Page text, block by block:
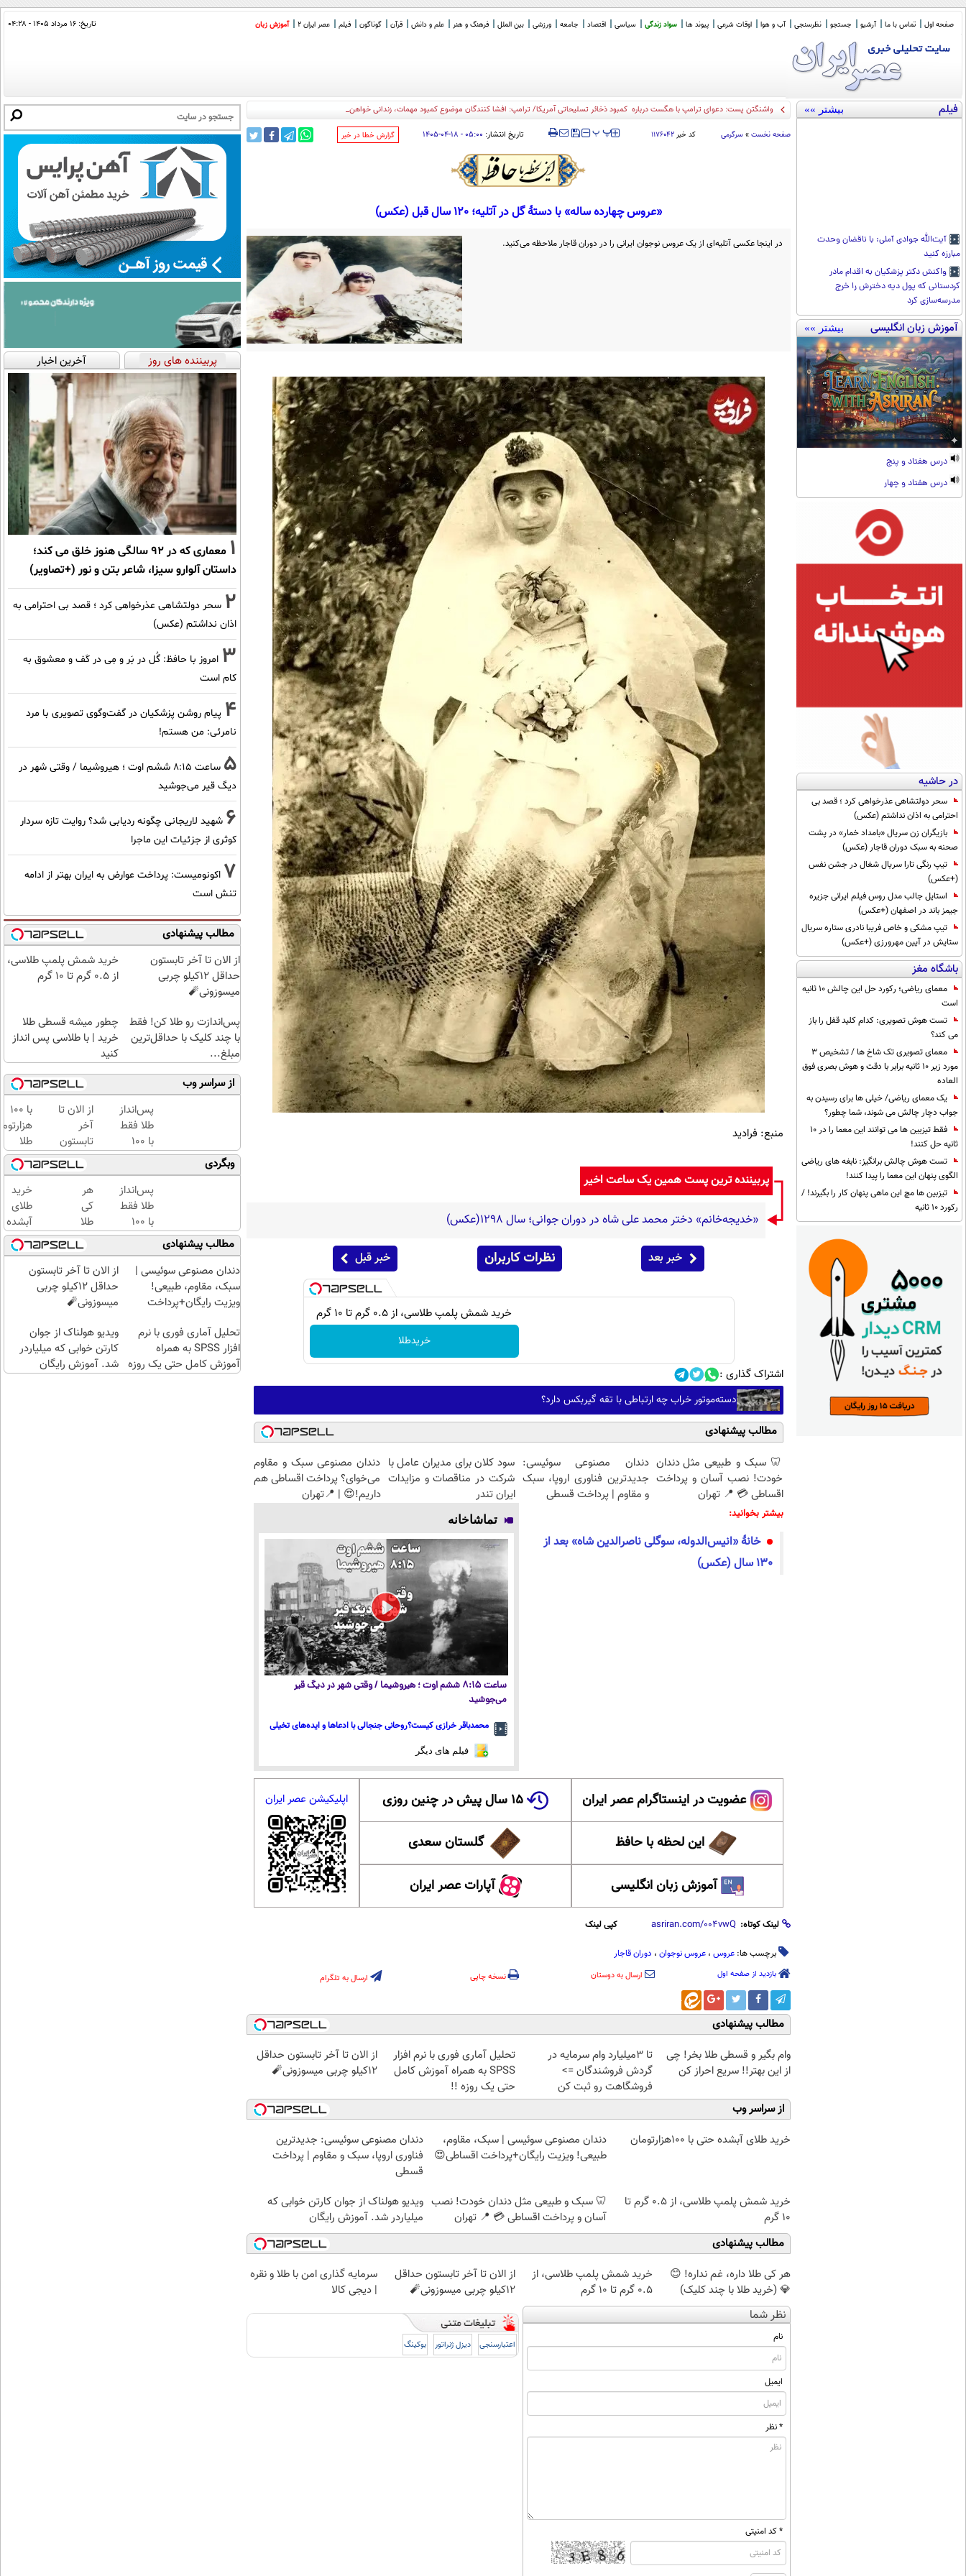
صفحه اول تماس با ما آرشیو جستجو نظرسنجی آب و هوا اوقات شرعی پیوند ها سواد زندگی سیاسی اقتصاد جامعه ورزشی بین الملل فرهنگ و هنر علم و دانش قرآن گوناگون فیلم عصر ایران 2 آموزش زبان تاریخ: ۱۶ مرداد ۱۴۰۵ - ۰۴:۲۸
فیلم بیشتر »»
آیت‌الله جوادی آملی: با ناقضان وحدت
مبارزه کنید
واکنش دکتر پزشکیان به اقدام مادر
کردستانی که پول دیه دخترش را خرج
مدرسه‌سازی کرد
آموزش زبان انگلیسی بیشتر »»
درس هفتاد و پنج
درس هفتاد و چهار
در حاشیه
سحر دولتشاهی عذرخواهی کرد ؛ قصد بی
احترامی به اذان نداشتم (عکس)
بازیگران زن سریال «بامداد خمار» در پشت
صحنه به سبک دوران قاجار (عکس)
تیپ رنگی تارا سریال شغال در جشن نفس
(+عکس)
استایل جالب مدل روس فیلم ایرانی جزیره
جیمز باند در اصفهان (+عکس)
تیپ مشکی و خاص فریبا نادری ستاره سریال
ستایش در آیین مهرورزی (+عکس)
باشگاه مغز
معمای ریاضی؛ رکورد حل این چالش 10 ثانیه
است
تست هوش تصویری: کدام کلید قفل را باز
می کند؟
معمای تصویری تک شاخ ها / تشخیص 3
مورد زیر 10 ثانیه برابر با دقت و هوش بصری فوق
العاده
یک معمای ریاضی/ خیلی ها برای رسیدن به
جواب دچار چالش می شوند، شما چطور؟
فقط تیزبین ها می توانند این معما را در 10
ثانیه حل کنند!
تست هوش چالش برانگیز: نابغه های ریاضی
الگوی پنهان این معما را پیدا کنند!
تیزبین ها مچ این ماهی پنهان کار را بگیرند! /
رکورد 10 ثانیه
واشنگتن پست: دعوای ترامپ با هگست درباره کمبود ذخائر تسلیحاتی آمریکا/ ترامپ: افشا کنندگان موضوع کمبود مهمات، زندانی خواهند شد
صفحه نخست » سرگرمی کد خبر ۱۱۷۶۰۴۲ ‍‍‍ پپ تاریخ انتشار: ۰۵:۰۰ - ۱۸-۰۴-۱۴۰۵ ‌گزارش خطا در خبر
«عروس چهارده ساله» با دستۀ گل در آتلیه؛ 120 سال قبل (عکس)
در اینجا عکسی آتلیه‌ای از یک عروس نوجوان ایرانی را در دوران قاجار ملاحظه می‌کنید.
منبع: فرادید
پربیننده ترین پست همین یک ساعت اخیر
«خدیجه‌خانم» دختر محمد علی شاه در دوران جوانی؛ سال 1298(عکس)
خبر بعد نظرات کاربران خبر قبل
خرید شمش پلمپ طلاسی، از ۰.۵ گرم تا ۱۰ گرم
خریدطلا
اشتراک گذاری :
دسته‌موتور خراب چه ارتباطی با تقه گیربکس دارد؟
مطالب پیشنهادی
🦷 سبک و طبیعی مثل دندان
خودت! نصب آسان و پرداخت
اقساطی 💳 📍 تهران
دندان مصنوعی سوئیسی:
جدیدترین فناوری اروپا، سبک
و مقاوم | پرداخت قسطی
سود کلان برای مدیران عامل با
شرکت در مناقصات و مزایدات
ایران تندر
دندان مصنوعی سبک و مقاوم
می‌خوای؟ پرداخت اقساطی هم
داریم!😍 | 📍تهران
بیشتر بخوانید:
خانۀ «انیس‌الدوله، سوگلی ناصرالدین شاه» بعد از
130 سال (عکس)
تماشاخانه
ساعت ۸:۱۵ ششم اوت ؛ هیروشیما / وقتی شهر در دیگ قیر
می‌جوشید
محمدباقر خرازی کیست؟روحانی جنجالی با ادعاها و ایده‌های تخیلی
فیلم های دیگر
عضویت در اینستاگرام عصر ایران ۱۵ سال پیش در چنین روزی
این لحظه با حافظ گلستان سعدی
آموزش زبان انگلیسی آپارات عصر ایران
اپلیکیشن عصر ایران
لینک کوتاه: کپی لینک
برچسب ها: عروس ، عروس نوجوان ، دوران قاجار
بازدید از صفحه اول ارسال به دوستان نسخه چاپی ارسال به تلگرام
مطالب پیشنهادی
وام بگیر و قسطی طلا بخر! چی
از این بهتر!! سریع احراز کن
تا 3میلیارد وام سرمایه در
گردش فروشندگان =>
فروشگاهت رو ثبت کن
تحلیل آماری فوری با نرم افزار
SPSS به همراه آموزش کامل
حتی یک روزه !!
از الان تا آخر تابستون حداقل
12کیلو چربی میسوزونی🧨
از سراسر وب
خرید طلای آبشده حتی با ۱۰۰هزارتومان
دندان مصنوعی سوئیسی | سبک، مقاوم،
طبیعی! ویزیت رایگان+پرداخت اقساطی😍
دندان مصنوعی سوئیسی: جدیدترین
فناوری اروپا، سبک و مقاوم | پرداخت
قسطی
خرید شمش پلمپ طلاسی، از ۰.۵ گرم تا
۱۰ گرم
🦷 سبک و طبیعی مثل دندان خودت! نصب
آسان و پرداخت اقساطی 💳 📍 تهران
ویدیو هولناک از جوان کارتن خوابی که
میلیاردر شد. آموزش رایگان
مطالب پیشنهادی
هر کی طلا داره، غم نداره! 😊
💎 (خرید طلا با چند کلیک)
خرید شمش پلمپ طلاسی، از
۰.۵ گرم تا ۱۰ گرم
از الان تا آخر تابستون حداقل
12کیلو چربی میسوزونی🧨
سرمایه گذاری امن با طلا و نقره
| دیجی کالا
نظر شما
نام
ایمیل
* نظر
* کد امنیتی
اعتبارسنجی دیزل ژنراتور بوکینگ
پربیننده های روز آخرین اخبار
1
معماری که در 92 سالگی هنوز خلق می کند؛
داستان آلوارو سیزا، شاعر بتن و نور (+تصاویر)
2 سحر دولتشاهی عذرخواهی کرد ؛ قصد بی احترامی به
اذان نداشتم (عکس)
3 امروز با حافظ: گُل در بَر و مِی در کَف و معشوق به
کام است
4 پیام روشن پزشکیان در گفت‌و‌گوی تصویری با مرد
نامرئی: من هستم!
5
ساعت ۸:۱۵ ششم اوت ؛ هیروشیما / وقتی شهر در
دیگ قیر می‌جوشید
6 شهید لاریجانی چگونه ردیابی شد؟ روایت تازه سردار
کوثری از جزئیات این ماجرا
7 اکونومیست: پرداخت عوارض به ایران بهتر از ادامه
تنش است
مطالب پیشنهادی
از الان تا آخر تابستون
حداقل 12کیلو چربی
میسوزونی🧨
خرید شمش پلمپ طلاسی،
از ۰.۵ گرم تا ۱۰ گرم
پس‌اندازت رو طلا کن! فقط
با چند کلیک با حداقل‌ترین
مبلغ...
چطور میشه قسطی طلا
خرید | با طلاسی پس انداز
کنید
از سراسر وب
پس‌انداز
طلا فقط
با ۱۰۰
هزارتومان
(امن و
راحت)
از الان تا
آخر
تابستون
حداقل
12کیلو
چربی
میسوزونی
🧨
با ۱۰۰
طلا
بخرید،
اون هم
قسطی
وبگردی
پس‌انداز
طلا فقط
با ۱۰۰
هزارتومان
(امن و
راحت)
هر
کی
طلا
داره،
غم
نداره!
😊💎
(خرید
چند
کلیک)
خرید
طلای
آبشده
حتی با
۱۰۰هزارتومان
مطالب پیشنهادی
دندان مصنوعی سوئیسی |
سبک، مقاوم، طبیعی!
ویزیت رایگان+پرداخت
از الان تا آخر تابستون
حداقل 12کیلو چربی
میسوزونی🧨
تحلیل آماری فوری با نرم
افزار SPSS به همراه
آموزش کامل حتی یک روزه
ویدیو هولناک از جوان
کارتن خوابی که میلیاردر
شد. آموزش رایگان